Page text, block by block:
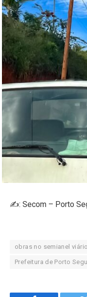
✍️: Secom – Porto
obras no semianel viário
Prefeitura de Porto